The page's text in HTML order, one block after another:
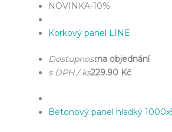
NOVINKA-10%
Korkový panel LINE
Dostupnostna objednání
s DPH / ks229.90 Kč
Betonový panel hladký